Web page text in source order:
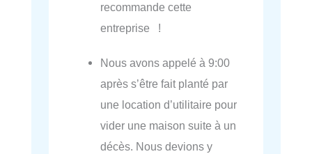
recommande cette
entreprise !
Nous avons appelé à 9:00
après s’être fait planté par
une location d’utilitaire pour
vider une maison suite à un
décès. Nous devions y